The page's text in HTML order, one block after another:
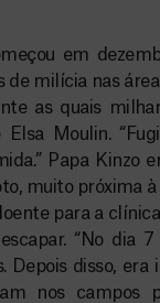
em
milícia nas
as quais
Moulin.
Papa Kinzo
muito próxima
para a
“No dia
Depois disso,
nos campos